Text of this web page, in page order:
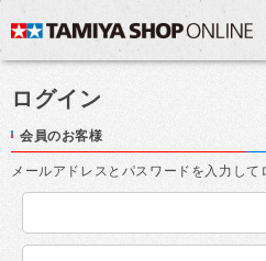
ログイン
会員のお客様
メールアドレスとパスワードを入力して